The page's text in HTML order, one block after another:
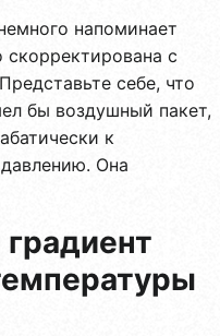
напоминает
с
себе, что
бы воздушный пакет,
к
Она